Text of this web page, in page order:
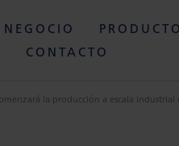
CONTACTO
la producción a escala